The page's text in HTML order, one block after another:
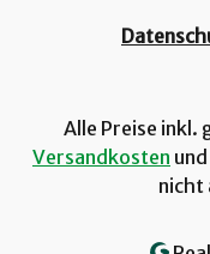
Alle Preise inkl.
Versandkosten
nicht